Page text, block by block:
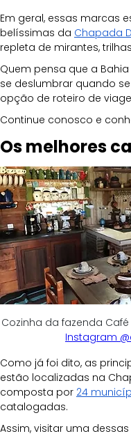
Em geral, essas marcas
belíssimas da Chapada
repleta de mirantes,
Quem pensa que a
se deslumbrar quando
opção de roteiro de
Continue conosco e
Os melhores
Cozinha da fazenda
Instagram
Como já foi dito, as
estão localizadas na
composta por 24
catalogadas.
Assim, visitar uma